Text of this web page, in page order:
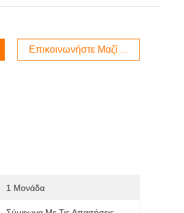
Επικοινωνήστε Μαζί Μας
1 Μονάδα